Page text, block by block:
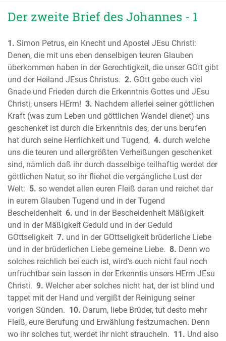
Das zweite Buch Samuel
Das zweite Buch der Könige
Das erste Buch der Chronik
Das zweite Buch der Chronik
Das Buch Esra
Das Buch Nehemia
Das Buch Ester
Das Buch Hiob (Ijob)
Der Psalter
Die Sprüche Salomos (Sprichwörter)
Der Prediger Salomo (Kohelet)
Das Hohelied Salomos
Der Prophet Jesaja
Der Prophet Jeremia
Die Klagelieder Jeremias
Der Prophet Hesekiel (Ezechiel)
Der Prophet Daniel
Der Prophet Hosea
Der Prophet Joel
Der Prophet Amos
Der Prophet Obadja
Der Prophet Jona
Der Prophet Micha
Der zweite Brief des Johannes - 1
1. Simon Petrus, ein Knecht und Apostel JEsu Christi:
Denen, die mit uns eben denselbigen teuren Glauben
überkommen haben in der Gerechtigkeit, die unser GOtt gibt
und der Heiland JEsus Christus. 2. GOtt gebe euch viel
Gnade und Frieden durch die Erkenntnis Gottes und JEsu
Christi, unsers HErrn! 3. Nachdem allerlei seiner göttlichen
Kraft (was zum Leben und göttlichen Wandel dienet) uns
geschenket ist durch die Erkenntnis des, der uns berufen
hat durch seine Herrlichkeit und Tugend, 4. durch welche
uns die teuren und allergrößten Verheißungen geschenket
sind, nämlich daß ihr durch dasselbige teilhaftig werdet der
göttlichen Natur, so ihr fliehet die vergängliche Lust der
Welt: 5. so wendet allen euren Fleiß daran und reichet dar
in eurem Glauben Tugend und in der Tugend
Bescheidenheit 6. und in der Bescheidenheit Mäßigkeit
und in der Mäßigkeit Geduld und in der Geduld
GOttseligkeit 7. und in der GOttseligkeit brüderliche Liebe
und in der brüderlichen Liebe gemeine Liebe. 8. Denn wo
solches reichlich bei euch ist, wird‘s euch nicht faul noch
unfruchtbar sein lassen in der Erkenntis unsers HErrn JEsu
Christi. 9. Welcher aber solches nicht hat, der ist blind und
tappet mit der Hand und vergißt der Reinigung seiner
vorigen Sünden. 10. Darum, liebe Brüder, tut desto mehr
Fleiß, eure Berufung und Erwählung festzumachen. Denn
wo ihr solches tut, werdet ihr nicht straucheln. 11. Und also